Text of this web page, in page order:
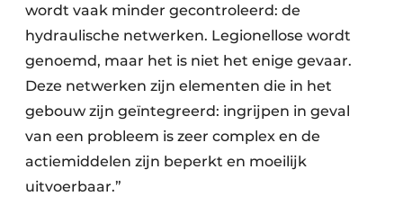
wordt vaak minder gecontroleerd: de
hydraulische netwerken. Legionellose wordt
genoemd, maar het is niet het enige gevaar.
Deze netwerken zijn elementen die in het
gebouw zijn geïntegreerd: ingrijpen in geval
van een probleem is zeer complex en de
actiemiddelen zijn beperkt en moeilijk
uitvoerbaar.”